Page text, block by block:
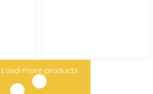
Load more products